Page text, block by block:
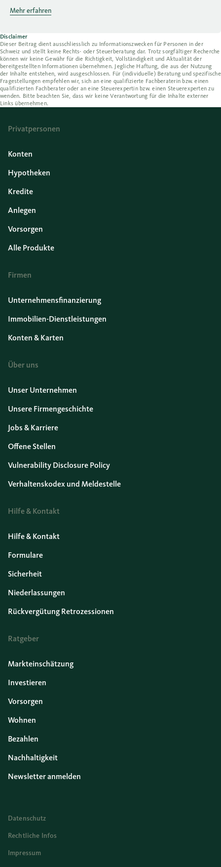
Mehr erfahren
Disclaimer
Dieser Beitrag dient ausschliesslich zu Informationszwecken für Personen in der
Schweiz und stellt keine Rechts- oder Steuerberatung dar. Trotz sorgfältiger Recherche
können wir keine Gewähr für die Richtigkeit, Vollständigkeit und Aktualität der
bereitgestellten Informationen übernehmen. Jegliche Haftung, die aus der Nutzung
der Inhalte entstehen, wird ausgeschlossen. Für (individuelle) Beratung und spezifische
Fragestellungen empfehlen wir, sich an eine qualifizierte Fachberaterin bzw. einen
qualifizierten Fachberater oder an eine Steuerexpertin bzw. einen Steuerexperten zu
wenden. Bitte beachten Sie, dass wir keine Verantwortung für die Inhalte externer
Links übernehmen.
Privatpersonen
Konten
Hypotheken
Kredite
Anlegen
Vorsorgen
Alle Produkte
Firmen
Unternehmensfinanzierung
Immobilien-Dienstleistungen
Konten & Karten
Über uns
Unser Unternehmen
Unsere Firmengeschichte
Jobs & Karriere
Offene Stellen
Vulnerability Disclosure Policy
Verhaltenskodex und Meldestelle
Hilfe & Kontakt
Hilfe & Kontakt
Formulare
Sicherheit
Niederlassungen
Rückvergütung Retrozessionen
Ratgeber
Markteinschätzung
Investieren
Vorsorgen
Wohnen
Bezahlen
Nachhaltigkeit
Newsletter anmelden
Datenschutz
Rechtliche Infos
Impressum